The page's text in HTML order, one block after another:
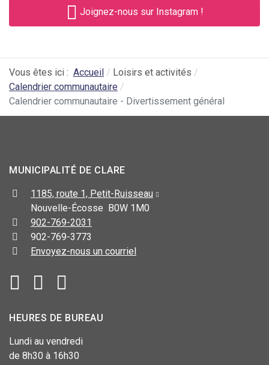
Joignez-nous sur Instagram !
Vous êtes ici : Accueil
Loisirs et activités
Calendrier communautaire
Calendrier communautaire - Divertissement général
MUNICIPALITÉ DE CLARE
1185, route 1, Petit-Ruisseau
Nouvelle-Écosse B0W 1M0
902-769-2031
902-769-3773
Envoyez-nous un courriel
HEURES DE BUREAU
Lundi au vendredi
de 8h30 à 16h30